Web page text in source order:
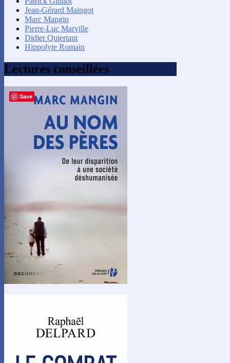
Jean-Gérard Maingot
Marc Mangin
Pierre-Luc Marville
Didier Quiertant
Hippolyte Romain
Lectures conseillées
Save